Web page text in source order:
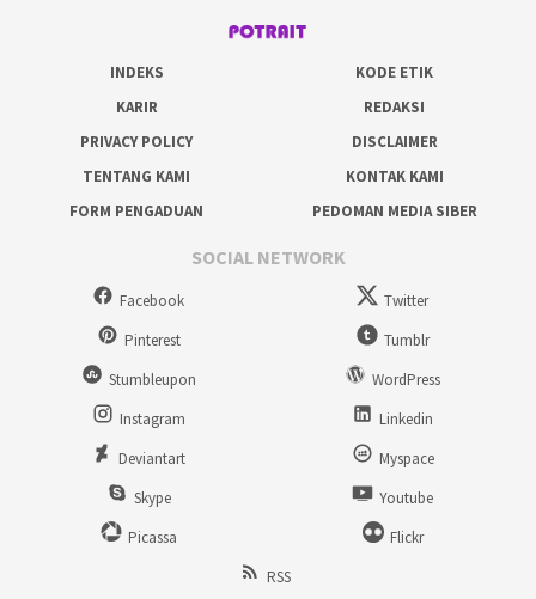
INDEKS
KODE ETIK
KARIR
REDAKSI
PRIVACY POLICY
DISCLAIMER
TENTANG KAMI
KONTAK KAMI
FORM PENGADUAN
PEDOMAN MEDIA SIBER
SOCIAL NETWORK
Facebook
Twitter
Pinterest
Tumblr
Stumbleupon
WordPress
Instagram
Linkedin
Deviantart
Myspace
Skype
Youtube
Picassa
Flickr
RSS